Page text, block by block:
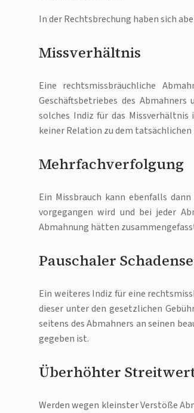
In der Rechtsbrechung haben sich
Missverhältnis
Eine rechtsmissbräuchliche
Geschäftsbetriebes des
solches Indiz für das
keiner Relation zu dem tatsächlichen
Mehrfachverfolgung
Ein Missbrauch kann ebenfalls
vorgegangen wird und bei jeder
Abmahnung hätten
Pauschaler
Ein weiteres Indiz für eine
dieser unter den gesetzlichen
seitens des Abmahners an seinen
gegeben ist.
Überhöhter
Werden wegen kleinster Verstöße